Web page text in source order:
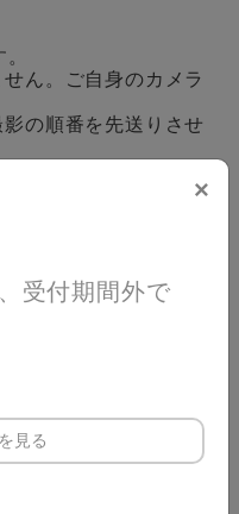
ん。ご自身のカメラ
の順番を先送りさせ
せていただいておりま
力いただいた情報
イーベ!」にて管理さ
ント当日まで控えさせ
た際の予約の照合の
。
×
受付期間外で
見る